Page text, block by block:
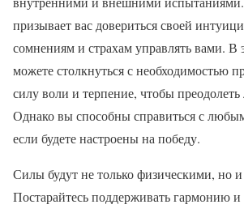
призывает вас довериться своей
сомнениям и страхам управлять вами. В
можете столкнуться с необходимостью
силу воли и терпение, чтобы
Однако вы способны справиться с
если будете настроены на победу.
Силы будут не только физическими, но
Постарайтесь поддерживать гармонию и